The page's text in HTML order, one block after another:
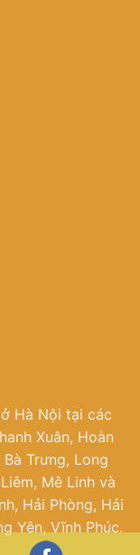
Hà Nội tại các
Xuân, Hoàn
Trưng, Long
Mê Linh và
Hải Phòng, Hải
Yên, Vĩnh Phúc.